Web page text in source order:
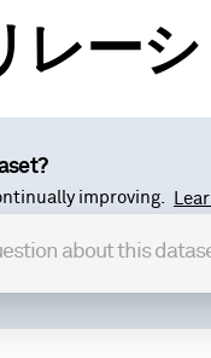
レー
improving.